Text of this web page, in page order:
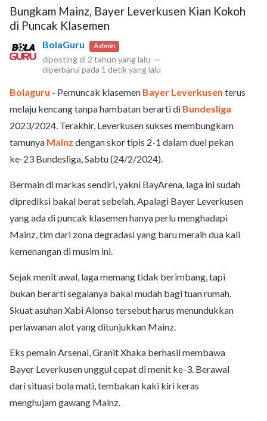
Bungkam Mainz, Bayer Leverkusen Kian Kokoh
di Puncak Klasemen
BolaGuru Admin
diposting di 2 tahun yang lalu —
diperbarui pada 1 detik yang lalu
Bolaguru - Pemuncak klasemen Bayer Leverkusen terus
melaju kencang tanpa hambatan berarti di Bundesliga
2023/2024. Terakhir, Leverkusen sukses membungkam
tamunya Mainz dengan skor tipis 2-1 dalam duel pekan
ke-23 Bundesliga, Sabtu (24/2/2024).
Bermain di markas sendiri, yakni BayArena, laga ini sudah
diprediksi bakal berat sebelah. Apalagi Bayer Leverkusen
yang ada di puncak klasemen hanya perlu menghadapi
Mainz, tim dari zona degradasi yang baru meraih dua kali
kemenangan di musim ini.
Sejak menit awal, laga memang tidak berimbang, tapi
bukan berarti segalanya bakal mudah bagi tuan rumah.
Skuat asuhan Xabi Alonso tersebut harus menundukkan
perlawanan alot yang ditunjukkan Mainz.
Eks pemain Arsenal, Granit Xhaka berhasil membawa
Bayer Leverkusen unggul cepat di menit ke-3. Berawal
dari situasi bola mati, tembakan kaki kiri keras
menghujam gawang Mainz.